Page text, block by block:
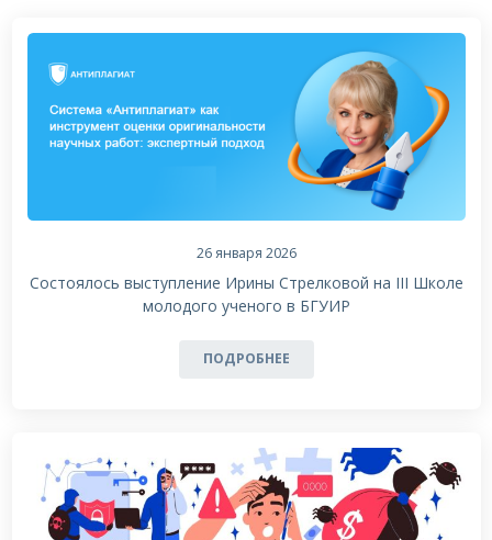
26 января 2026
Состоялось выступление Ирины Стрелковой на III Школе
молодого ученого в БГУИР
ПОДРОБНЕЕ